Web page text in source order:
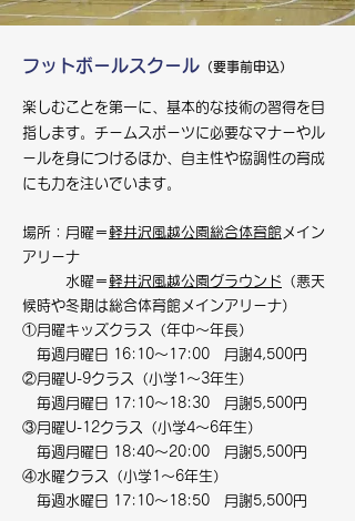
フットボールスクール （要事前申込）
楽しむことを第一に、基本的な技術の習得を目
指します。チームスポーツに必要なマナーやル
ールを身につけるほか、自主性や協調性の育成
にも力を注いでいます。
場所：月曜＝ 軽井沢風越公園総合体育館 メイン
アリーナ
水曜＝ 軽井沢風越公園グラウンド （悪天
候時や冬期は総合体育館メインアリーナ）
①月曜キッズクラス（年中～年長）
毎週月曜日 16:10～17:00 月謝4,500円
②月曜U-9クラス（小学1～3年生）
毎週月曜日 17:10～18:30 月謝5,500円
③月曜U-12クラス（小学4～6年生）
毎週月曜日 18:40～20:00 月謝5,500円
④水曜クラス（小学1～6年生）
毎週水曜日 17:10～18:50 月謝5,500円